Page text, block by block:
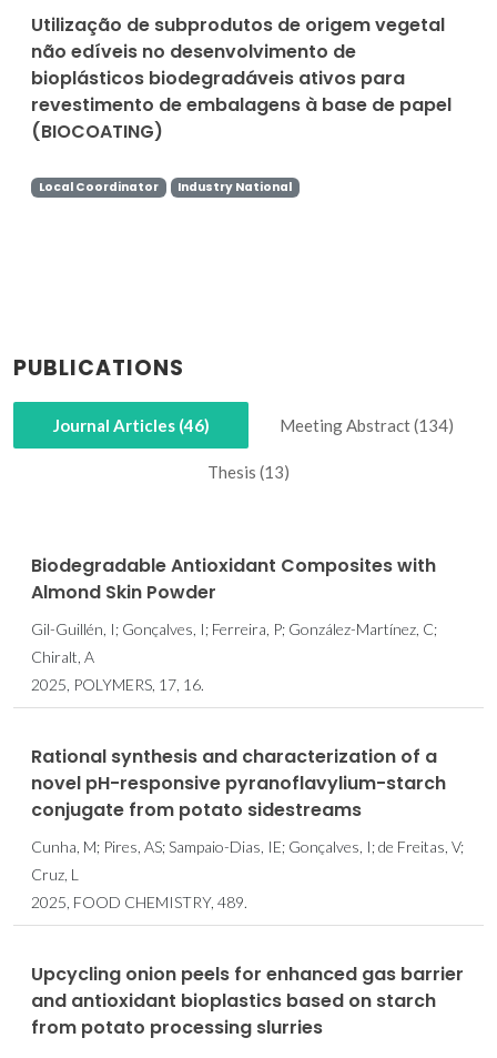
Utilização de subprodutos de origem vegetal
não edíveis no desenvolvimento de
bioplásticos biodegradáveis ativos para
revestimento de embalagens à base de papel
(BIOCOATING)
Local Coordinator Industry National
PUBLICATIONS
Journal Articles (46) Meeting Abstract (134)
Thesis (13)
Biodegradable Antioxidant Composites with
Almond Skin Powder
Gil-Guillén, I; Gonçalves, I; Ferreira, P; González-Martínez, C;
Chiralt, A
2025, POLYMERS, 17, 16.
Rational synthesis and characterization of a
novel pH-responsive pyranoflavylium-starch
conjugate from potato sidestreams
Cunha, M; Pires, AS; Sampaio-Dias, IE; Gonçalves, I; de Freitas, V;
Cruz, L
2025, FOOD CHEMISTRY, 489.
Upcycling onion peels for enhanced gas barrier
and antioxidant bioplastics based on starch
from potato processing slurries